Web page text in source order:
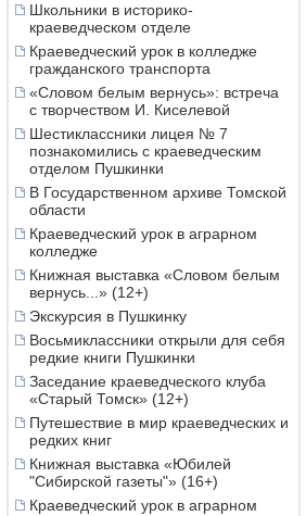
Школьники в историко-
краеведческом отделе
Краеведческий урок в колледже
гражданского транспорта
«Словом белым вернусь»: встреча
с творчеством И. Киселевой
Шестиклассники лицея № 7
познакомились с краеведческим
отделом Пушкинки
В Государственном архиве Томской
области
Краеведческий урок в аграрном
колледже
Книжная выставка «Словом белым
вернусь...» (12+)
Экскурсия в Пушкинку
Восьмиклассники открыли для себя
редкие книги Пушкинки
Заседание краеведческого клуба
«Старый Томск» (12+)
Путешествие в мир краеведческих и
редких книг
Книжная выставка «Юбилей
"Сибирской газеты"» (16+)
Краеведческий урок в аграрном